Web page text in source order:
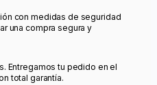
con medidas de seguridad
una compra segura y
Entregamos tu pedido en el
total garantía.